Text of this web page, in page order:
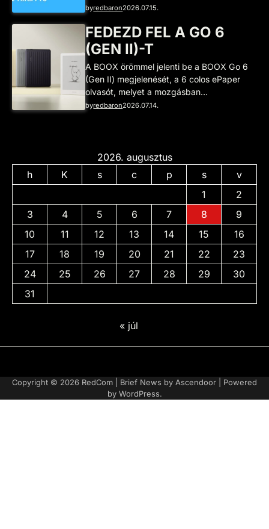
byredbaron2026.07.15.
FEDEZD FEL A GO 6
(GEN II)-T
A BOOX örömmel jelenti be a BOOX Go 6
(Gen II) megjelenését, a 6 colos ePaper
olvasót, melyet a mozgásban…
byredbaron2026.07.14.
2026. augusztus
h
K s c p s
v
1
2
3
4 5 6 7 8
9
10
11 12 13 14 15
16
17
18 19 20 21 22
23
24
25 26 27 28 29
30
31
« júl
irányelvek
Copyright © 2026 RedCom | Brief News by Ascendoor | Powered
by WordPress.